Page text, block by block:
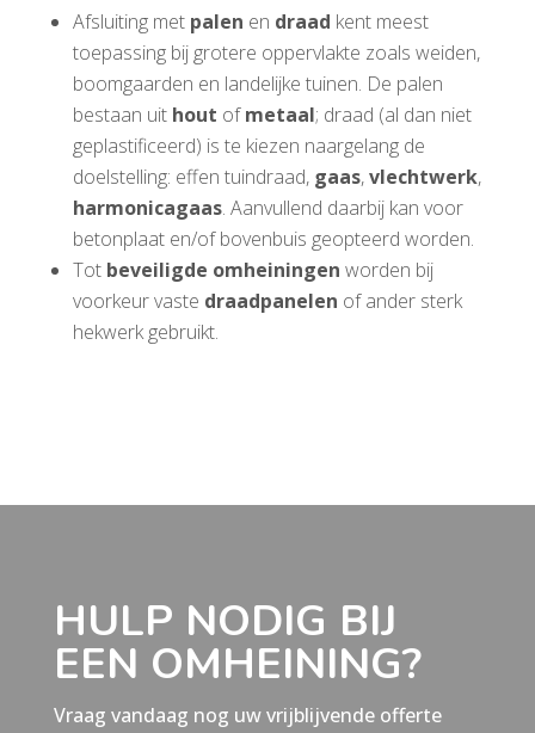
Afsluiting met palen en draad kent meest
toepassing bij grotere oppervlakte zoals weiden,
boomgaarden en landelijke tuinen. De palen
bestaan uit hout ofmetaal; draad (al dan niet
geplastificeerd) is te kiezen naargelang de
doelstelling: effen tuindraad, gaas,vlechtwerk,
harmonicagaas. Aanvullend daarbij kan voor
betonplaat en/of bovenbuis geopteerd worden.
Tot beveiligde omheiningen worden bij
voorkeur vaste draadpanelen of ander sterk
hekwerk gebruikt.
HULP NODIG BIJ
EEN OMHEINING?
Vraag vandaag nog uw vrijblijvende offerte